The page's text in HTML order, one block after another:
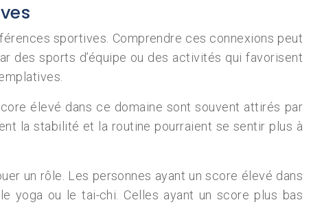
sportives. Comprendre ces connexions peut
des sports d’équipe ou des activités qui favorisent
élevé dans ce domaine sont souvent attirés par
la stabilité et la routine pourraient se sentir plus à
un rôle. Les personnes ayant un score élevé dans
yoga ou le tai-chi. Celles ayant un score plus bas